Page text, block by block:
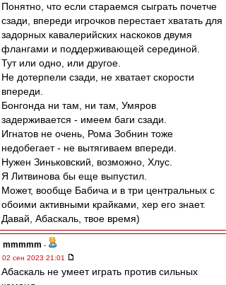
Понятно, что если стараемся сыграть почетче
сзади, впереди игрочков перестает хватать для
задорных кавалерийских наскоков двумя
флангами и поддерживающей серединой.
Тут или одно, или другое.
Не дотерпели сзади, не хватает скорости
впереди.
Бонгонда ни там, ни там, Умяров
задерживается - имеем баги сзади.
Игнатов не очень, Рома Зобнин тоже
недобегает - не вытягиваем впереди.
Нужен Зиньковский, возможно, Хлус.
Я Литвинова бы еще выпустил.
Может, вообще Бабича и в три центральных с
обоими активными крайками, хер его знает.
Давай, Абаскаль, твое время)
mmmmm -
02 сен 2023 21:01
Абаскаль не умеет играть против сильных